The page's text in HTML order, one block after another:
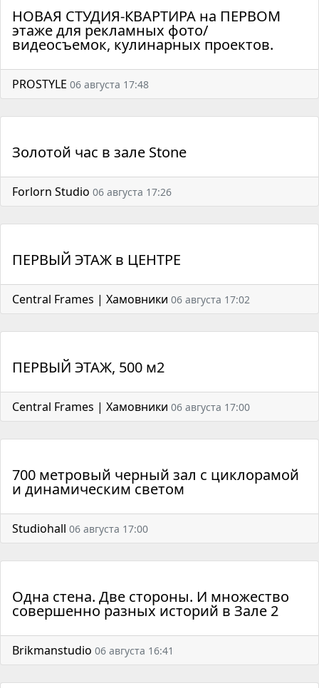
НОВАЯ СТУДИЯ-КВАРТИРА на ПЕРВОМ
этаже для рекламных фото/
видеосъемок, кулинарных проектов.
PROSTYLE 06 августа 17:48
Золотой час в зале Stone
Forlorn Studio 06 августа 17:26
ПЕРВЫЙ ЭТАЖ в ЦЕНТРЕ
Central Frames | Хамовники 06 августа 17:02
ПЕРВЫЙ ЭТАЖ, 500 м2
Central Frames | Хамовники 06 августа 17:00
700 метровый черный зал с циклорамой
и динамическим светом
Studiohall 06 августа 17:00
Одна стена. Две стороны. И множество
совершенно разных историй в Зале 2
Brikmanstudio 06 августа 16:41